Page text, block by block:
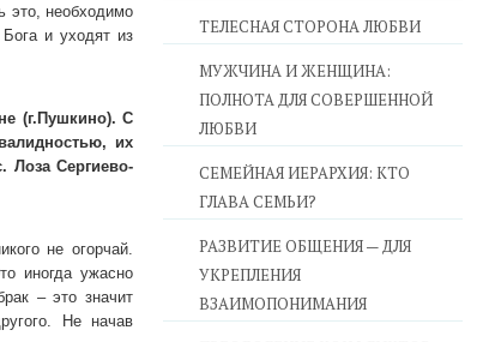
это, необходимо
и уходят из
(г.Пушкино). С
их
Лоза Сергиево-
не огорчай.
иногда ужасно
– это значит
Не начав
ТЕЛЕСНАЯ СТОРОНА ЛЮБВИ
МУЖЧИНА И ЖЕНЩИНА:
ПОЛНОТА ДЛЯ СОВЕРШЕННОЙ
ЛЮБВИ
СЕМЕЙНАЯ ИЕРАРХИЯ: КТО
ГЛАВА СЕМЬИ?
РАЗВИТИЕ ОБЩЕНИЯ — ДЛЯ
УКРЕПЛЕНИЯ
ВЗАИМОПОНИМАНИЯ